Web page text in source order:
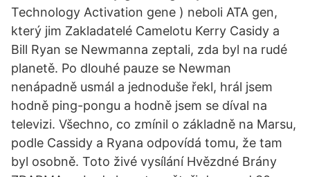
Technology Activation gene ) neboli ATA gen,
který jim Zakladatelé Camelotu Kerry Casidy a
Bill Ryan se Newmanna zeptali, zda byl na rudé
planetě. Po dlouhé pauze se Newman
nenápadně usmál a jednoduše řekl, hrál jsem
hodně ping-pongu a hodně jsem se díval na
televizi. Všechno, co zmínil o základně na Marsu,
podle Cassidy a Ryana odpovídá tomu, že tam
byl osobně. Toto živé vysílání Hvězdné Brány